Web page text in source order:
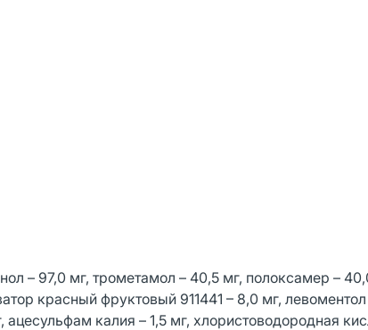
– 97,0 мг, трометамол – 40,5 мг, полоксамер –
красный фруктовый 911441 – 8,0 мг,
калия – 1,5 мг, хлористоводородная